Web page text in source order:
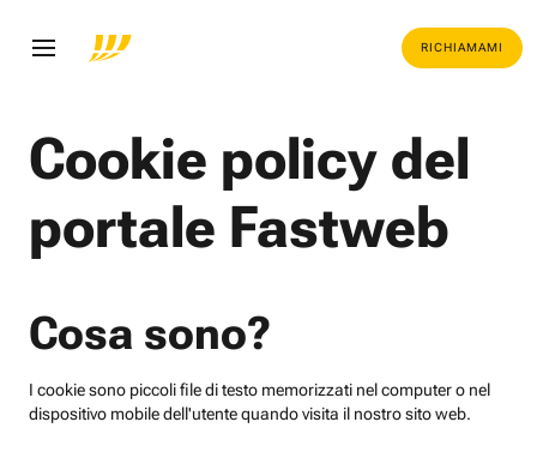
RICHIAMAMI
Cookie policy del
portale Fastweb
Cosa sono?
I cookie sono piccoli file di testo memorizzati nel computer o nel
dispositivo mobile dell'utente quando visita il nostro sito web.